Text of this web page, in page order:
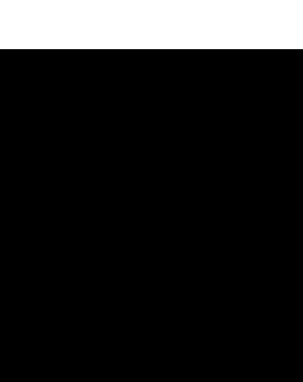
esperamos en Kavak para